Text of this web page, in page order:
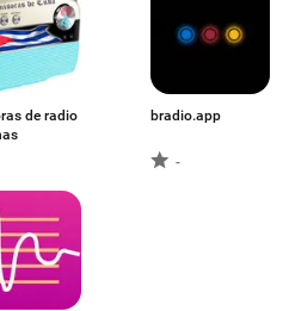
de radio
bradio.app
-